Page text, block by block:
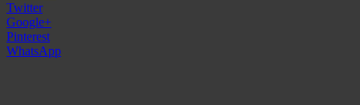
Twitter
Google+
Pinterest
WhatsApp